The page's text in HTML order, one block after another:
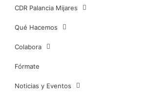
CDR Palancia Mijares
Qué Hacemos
Colabora
Fórmate
Noticias y Eventos